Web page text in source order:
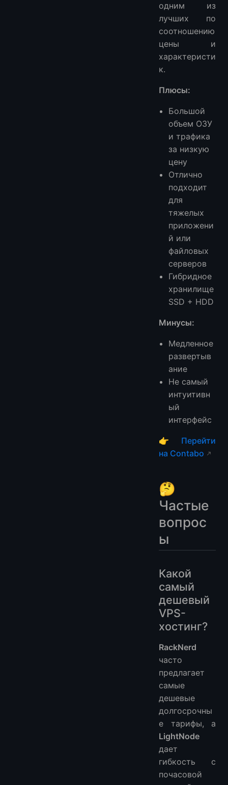
одним из
лучших по
соотношению
цены и
характеристи
к.
Плюсы:
Большой
объем ОЗУ
и трафика
за низкую
цену
Отлично
подходит
для
тяжелых
приложени
й или
файловых
серверов
Гибридное
хранилище
SSD + HDD
Минусы:
Медленное
развертыв
ание
Не самый
интуитивн
ый
интерфейс
👉 Перейти
на Contabo
🤔
Частые
вопрос
ы
Какой
самый
дешевый
VPS-
хостинг?
RackNerd
часто
предлагает
самые
дешевые
долгосрочны
е тарифы, а
LightNode
дает
гибкость с
почасовой